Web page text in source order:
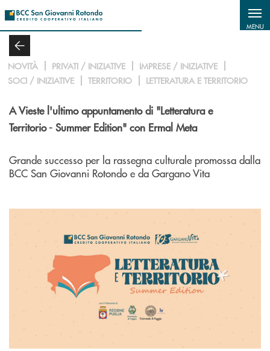
MENU
NOVITÀ PRIVATI / INIZIATIVE
IMPRESE / INIZIATIVE
SOCI / INIZIATIVE
TERRITORIO LETTERATURA E TERRITORIO
A Vieste l'ultimo appuntamento di "Letteratura e
Territorio - Summer Edition" con Ermal Meta
Grande successo per la rassegna culturale promossa dalla
BCC San Giovanni Rotondo e da Gargano Vita